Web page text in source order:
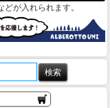
が入れられます。